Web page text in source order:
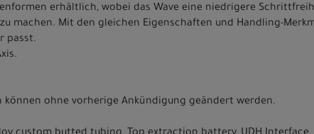
erhältlich, wobei das Wave eine niedrigere
machen. Mit den gleichen Eigenschaften und Handling-
passt.
können ohne vorherige Ankündigung geändert werden.